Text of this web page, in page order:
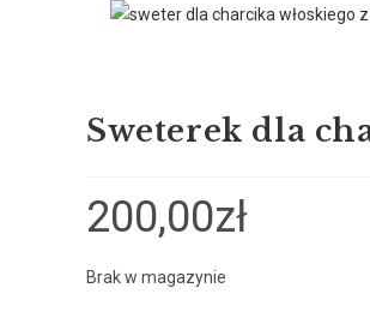
Sweterek dla
200,00zł
Brak w magazynie